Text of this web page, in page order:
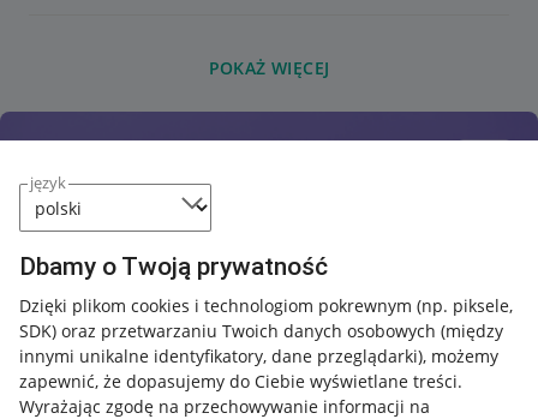
język
Dbamy o Twoją prywatność
Dzięki plikom cookies i technologiom pokrewnym (np. piksele,
SDK) oraz przetwarzaniu Twoich danych osobowych (między
innymi unikalne identyfikatory, dane przeglądarki), możemy
zapewnić, że dopasujemy do Ciebie wyświetlane treści.
Wyrażając zgodę na przechowywanie informacji na
POKAŻ WIĘCEJ